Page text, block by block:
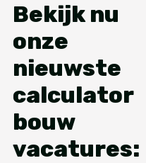
Bekijk nu
onze
nieuwste
calculator
bouw
vacatures: